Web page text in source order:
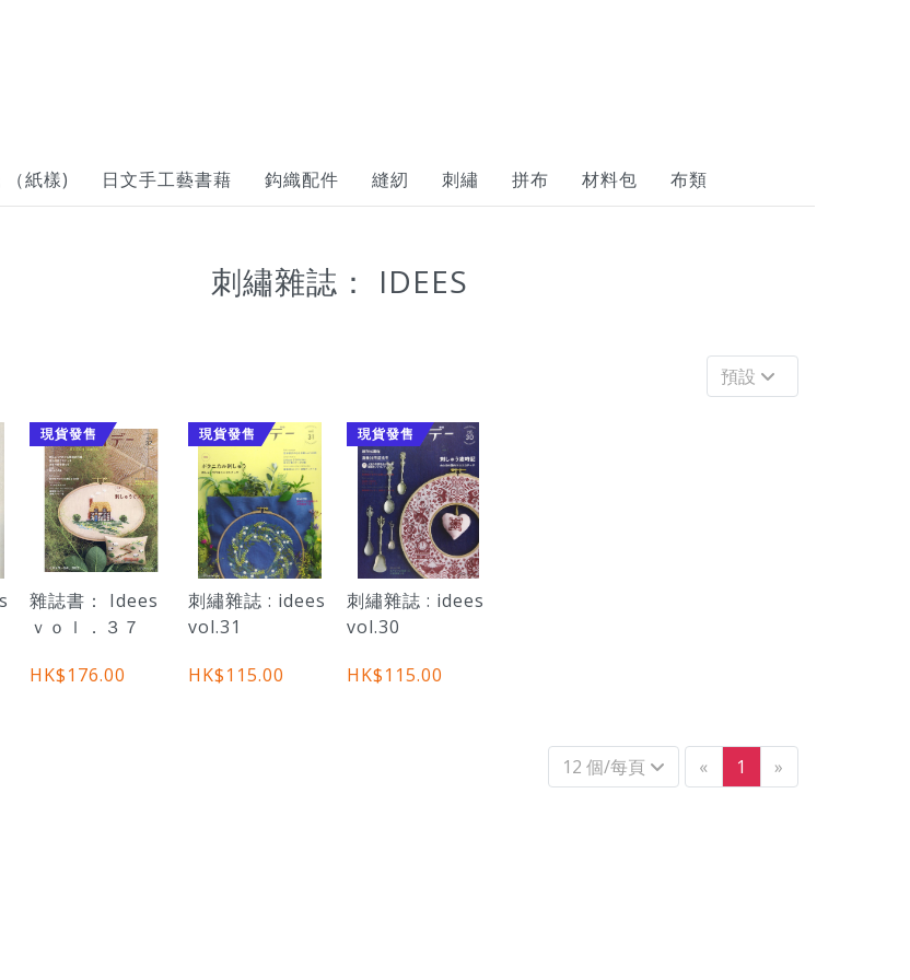
（紙樣) 日文手工藝書藉 鈎織配件 縫紉 刺繡 拼布 材料包 布類
刺繡雜誌： IDEES
預設
現貨發售
雜誌書： Idees
ｖｏｌ．３７
HK$176.00
現貨發售
刺繡雜誌 : idees
vol.31
HK$115.00
現貨發售
刺繡雜誌 : idees
vol.30
HK$115.00
12 個/每頁 « 上一個
1 »